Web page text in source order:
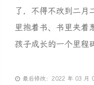
了，不得不改到二月
里抱着书、书里夹着
孩子成长的一个里程
最后修改：2022 年 03 月